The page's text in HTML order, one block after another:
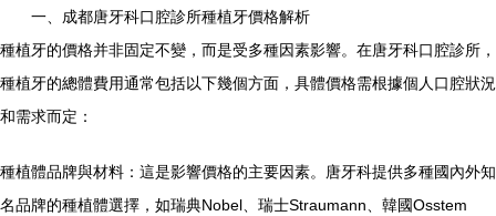
一、成都唐牙科口腔診所種植牙價格解析
種植牙的價格并非固定不變，而是受多種因素影響。在唐牙科口腔診所，
種植牙的總體費用通常包括以下幾個方面，具體價格需根據個人口腔狀況
和需求而定：
種植體品牌與材料：這是影響價格的主要因素。唐牙科提供多種國內外知
名品牌的種植體選擇，如瑞典Nobel、瑞士Straumann、韓國Osstem